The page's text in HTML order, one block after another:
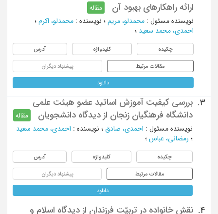
ارائه راهکارهای بهبود آن
مقاله
نویسنده مسئول : محمدلو، مریم ؛ نویسنده : محمدلو، اکرم ؛
احمدی، محمد سعید ؛
چکیده کلیدواژه آدرس
مقالات مرتبط پیشنهاد دیگران
دانلود
3.
بررسی کیفیت آموزش اساتید عضو هیئت علمی
دانشگاه فرهنگیان زنجان از دیدگاه دانشجویان
مقاله
نویسنده مسئول : احمدی، صادق ؛ نویسنده : احمدی، محمد سعید
؛ رمضانی، عباس ؛
چکیده کلیدواژه آدرس
مقالات مرتبط پیشنهاد دیگران
دانلود
4. نقش خانواده در تربیّت فرزندان از دیدگاه اسلام و